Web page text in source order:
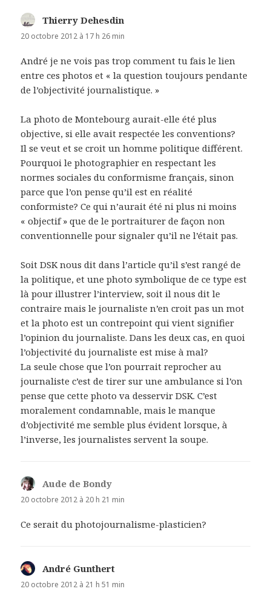
Thierry Dehesdin
20 octobre 2012 à 17 h 26 min
André je ne vois pas trop comment tu fais le lien
entre ces photos et « la question toujours pendante
de l’objectivité journalistique. »
La photo de Montebourg aurait-elle été plus
objective, si elle avait respectée les conventions?
Il se veut et se croit un homme politique différent.
Pourquoi le photographier en respectant les
normes sociales du conformisme français, sinon
parce que l’on pense qu’il est en réalité
conformiste? Ce qui n’aurait été ni plus ni moins
« objectif » que de le portraiturer de façon non
conventionnelle pour signaler qu’il ne l’était pas.
Soit DSK nous dit dans l’article qu’il s’est rangé de
la politique, et une photo symbolique de ce type est
là pour illustrer l’interview, soit il nous dit le
contraire mais le journaliste n’en croit pas un mot
et la photo est un contrepoint qui vient signifier
l’opinion du journaliste. Dans les deux cas, en quoi
l’objectivité du journaliste est mise à mal?
La seule chose que l’on pourrait reprocher au
journaliste c’est de tirer sur une ambulance si l’on
pense que cette photo va desservir DSK. C’est
moralement condamnable, mais le manque
d’objectivité me semble plus évident lorsque, à
l’inverse, les journalistes servent la soupe.
Aude de Bondy
20 octobre 2012 à 20 h 21 min
Ce serait du photojournalisme-plasticien?
André Gunthert
20 octobre 2012 à 21 h 51 min